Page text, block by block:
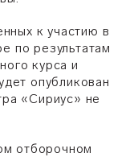
к участию в
по результатам
курса и
опубликован
«Сириус» не
отборочном